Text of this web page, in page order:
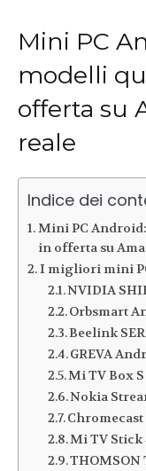
Mini PC
modelli
offerta su
reale
Indice dei
Mini PC
in offerta su
I migliori mini
NVIDIA
Orbsmart
Beelink
GREVA
Mi TV Box
Nokia
Mi TV Stick
THOMSON